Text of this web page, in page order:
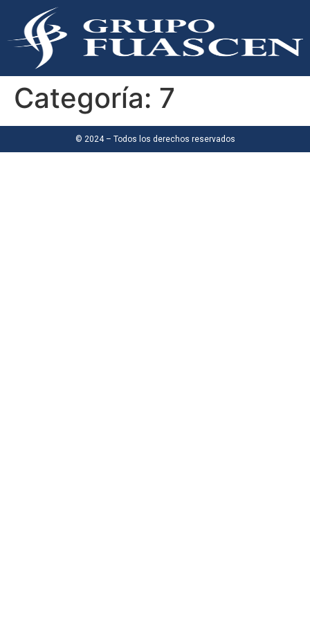
Categoría: 7
© 2024 – Todos los derechos reservados